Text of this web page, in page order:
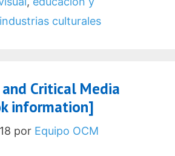
industrias culturales
Critical Media
information]
por Equipo OCM